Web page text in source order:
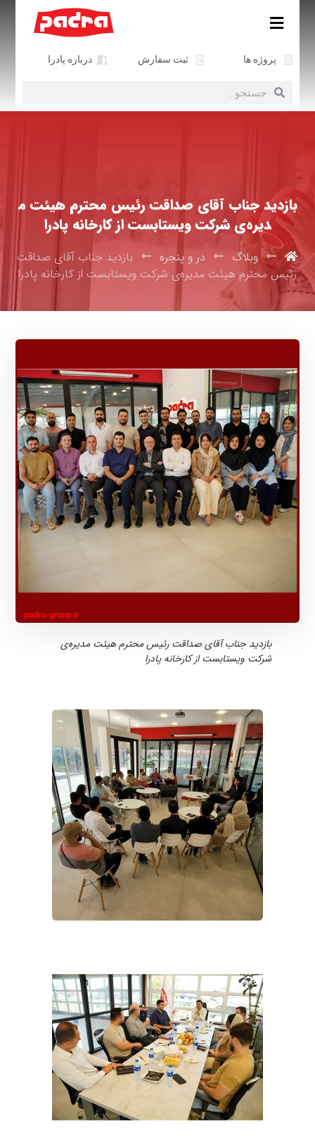
پروژه ها ثبت سفارش درباره پادرا
بازدید جناب آقای صداقت رئیس محترم هیئت م
دیره‌ی شرکت ویستا‌‌بست از کارخانه پادرا
وبلاگ در و پنجره
بازدید جناب آقای صداقت
رئیس محترم هیئت مدیره‌ی شرکت ویستا‌‌بست از کارخانه پادرا
بازدید جناب آقای صداقت رئیس محترم هیئت مدیره‌ی
شرکت ویستا‌‌بست از کارخانه پادرا